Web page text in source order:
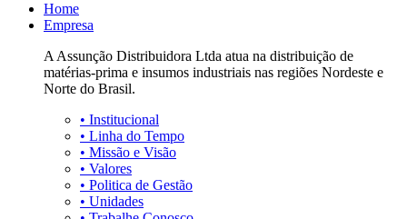
Home
Empresa
A Assunção Distribuidora Ltda atua na distribuição de
matérias-prima e insumos industriais nas regiões Nordeste e
Norte do Brasil.
• Institucional
• Linha do Tempo
• Missão e Visão
• Valores
• Politica de Gestão
• Unidades